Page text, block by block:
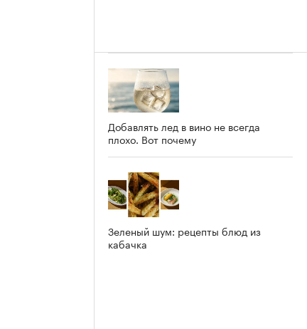
Добавлять лед в вино не всегда
плохо. Вот почему
Зеленый шум: рецепты блюд из
кабачка